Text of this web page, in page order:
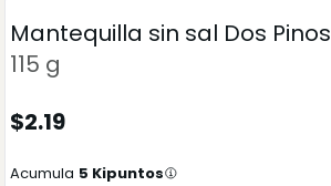
Mantequilla sin sal Dos Pinos
115 g
$2.19
Acumula 5 Kipuntos